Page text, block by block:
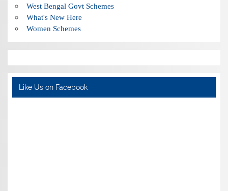
West Bengal Govt Schemes
What's New Here
Women Schemes
Like Us on Facebook